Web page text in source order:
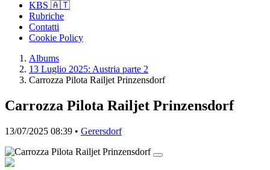
KBS 🇦🇹
Rubriche
Contatti
Cookie Policy
Albums
13 Luglio 2025: Austria parte 2
Carrozza Pilota Railjet Prinzensdorf
Carrozza Pilota Railjet Prinzensdorf
13/07/2025 08:39 • Gerersdorf